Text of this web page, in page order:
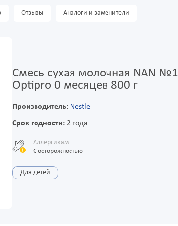
Отзывы Аналоги и заменители
Смесь сухая молочная NAN №1
Optipro 0 месяцев 800 г
Производитель: Nestle
Срок годности:2 года
Аллергикам
С осторожностью
Для детей